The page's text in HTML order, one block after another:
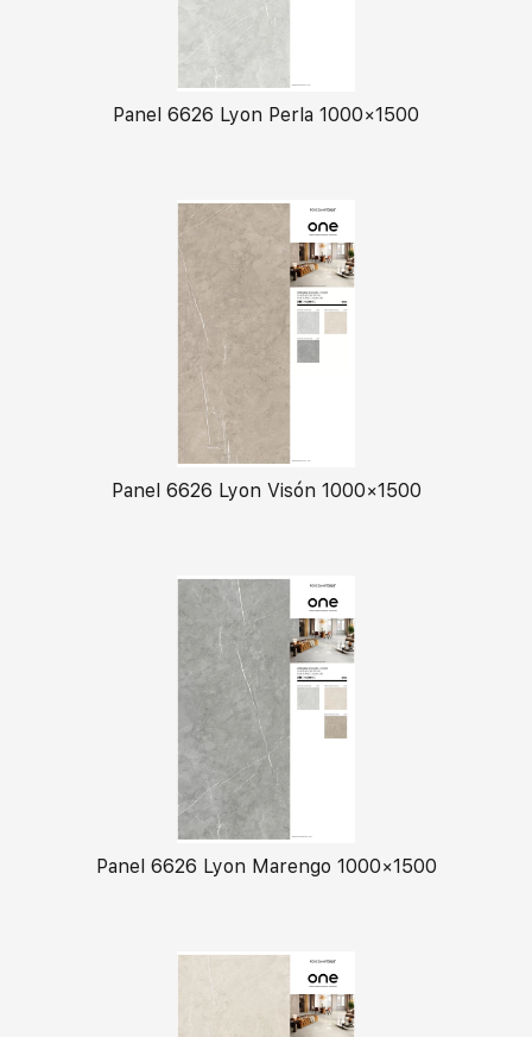
Panel 6626 Lyon Perla 1000×1500
Panel 6626 Lyon Visón 1000×1500
Panel 6626 Lyon Marengo 1000×1500